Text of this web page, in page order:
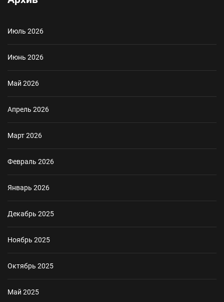
Июль 2026
Июнь 2026
Май 2026
Апрель 2026
Март 2026
Февраль 2026
Январь 2026
Декабрь 2025
Ноябрь 2025
Октябрь 2025
Май 2025